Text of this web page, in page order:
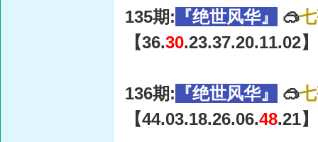
135期: 『绝世风华』 🥽
【36.30.23.37.20.11.02】
136期: 『绝世风华』 🥽
【44.03.18.26.06.48.21】